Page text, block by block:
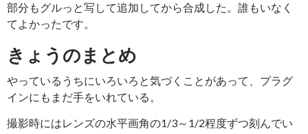
部分もグルっと写して追加してから合成した。誰もいなく
てよかったです。
きょうのまとめ
やっているうちにいろいろと気づくことがあって、プラグ
インにもまだ手をいれている。
撮影時にはレンズの水平画角の1/3～1/2程度ずつ刻んでい